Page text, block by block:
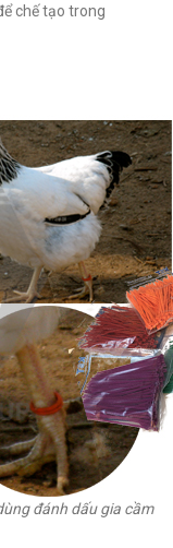
chế tạo trong
đánh dấu gia cầm